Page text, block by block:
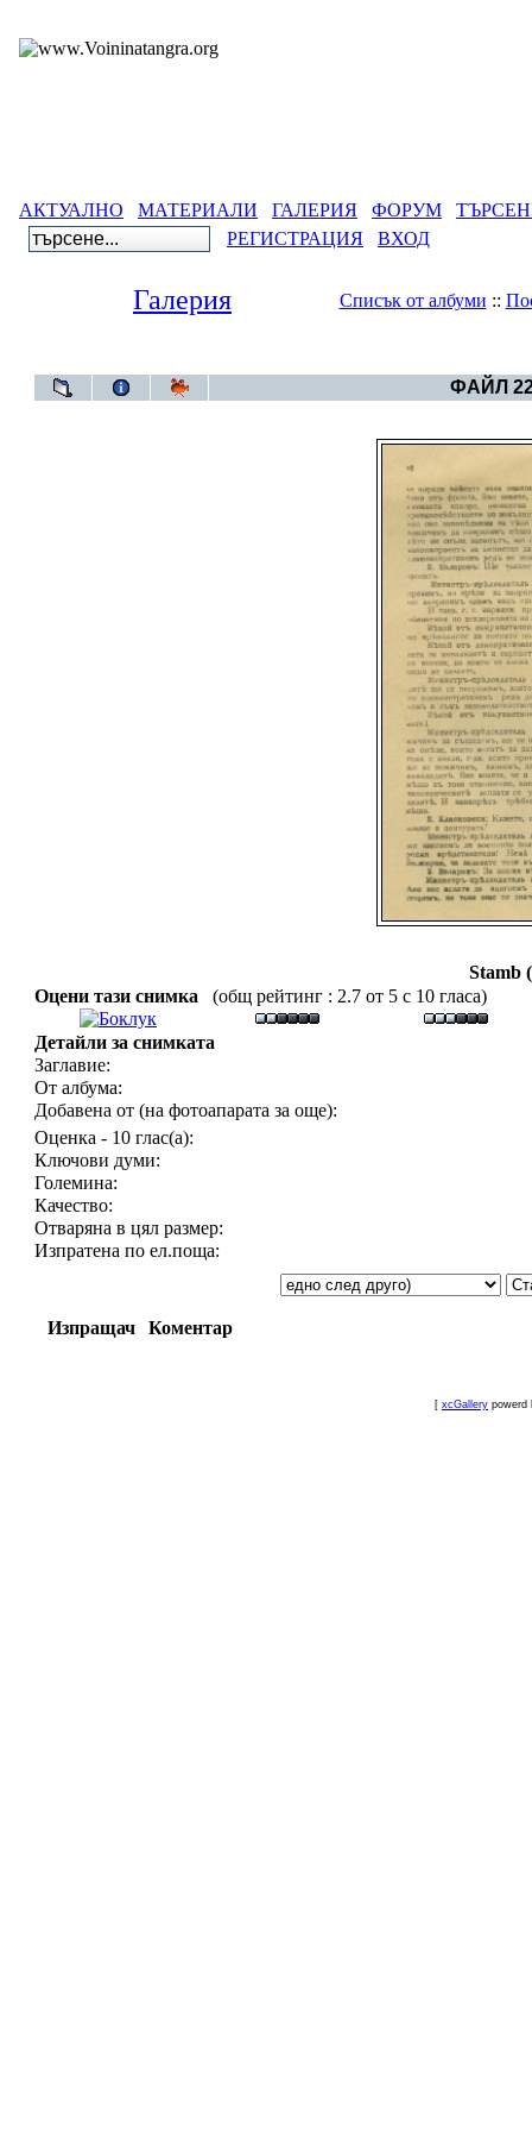
АКТУАЛНО МАТЕРИАЛИ ГАЛЕРИЯ ФОРУМ
РЕГИСТРАЦИЯ
ВХОД
Галерия Списък от албуми ::
ФАЙЛ 22
Stamb
Оцени тази снимка
(общ рейтинг : 2.7 от 5 с 10 гласа)
Детайли за снимката
Заглавие:
От албума:
Добавена от (на фотоапарата за още):
Оценка - 10 глас(а):
Ключови думи:
Големина:
Качество:
Отваряна в цял размер:
Изпратена по ел.поща:
Изпращач Коментар
[ xcGallery